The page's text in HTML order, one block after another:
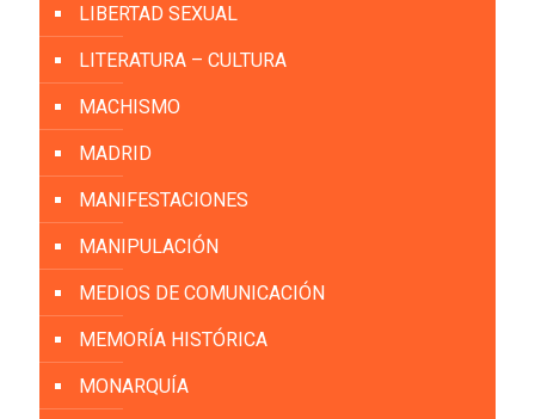
LIBERTAD SEXUAL
LITERATURA – CULTURA
MACHISMO
MADRID
MANIFESTACIONES
MANIPULACIÓN
MEDIOS DE COMUNICACIÓN
MEMORÍA HISTÓRICA
MONARQUÍA